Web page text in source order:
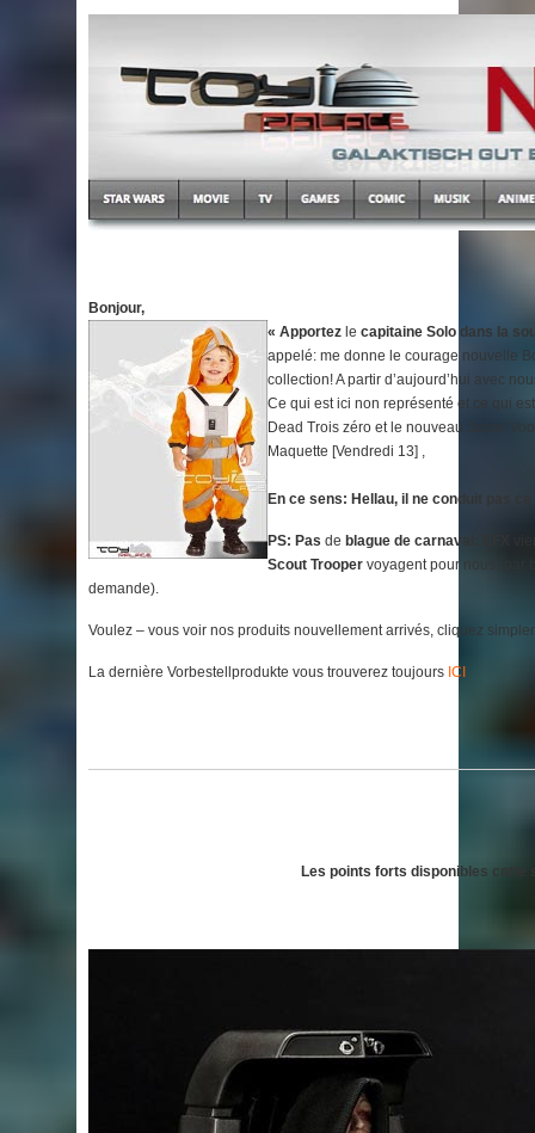
Bonjour,
« Apportez le capitaine Solo dans la
appelé: me donne le courage nouvelle
collection! A partir d’aujourd’hui avec
Ce qui est ici non représenté et ce qui
Dead Trois zéro et le nouveau Jason
Maquette [Vendredi 13] ,
En ce sens: Hellau, il ne conduit pas ce
PS: Pas de blague de carnaval: EFX
Scout Trooper voyagent pour nous (par
demande).
Voulez – vous voir nos produits nouvellement arrivés, cliquez
La dernière Vorbestellprodukte vous trouverez toujours ICI
Les points forts disponibles cette